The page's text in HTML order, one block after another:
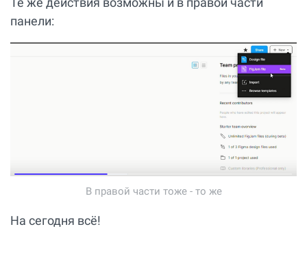
панели:
В правой части тоже - то же
На сегодня всё!